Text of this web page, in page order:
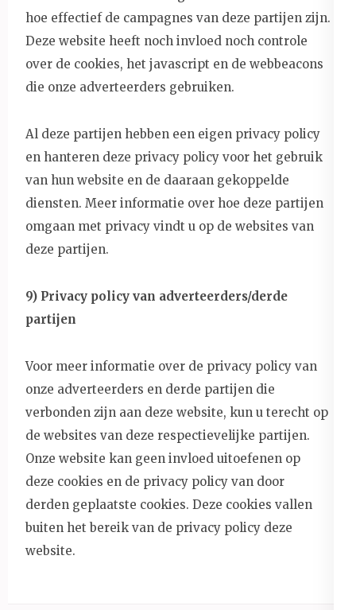
hoe effectief de campagnes van deze partijen zijn.
Deze website heeft noch invloed noch controle
over de cookies, het javascript en de webbeacons
die onze adverteerders gebruiken.
Al deze partijen hebben een eigen privacy policy
en hanteren deze privacy policy voor het gebruik
van hun website en de daaraan gekoppelde
diensten. Meer informatie over hoe deze partijen
omgaan met privacy vindt u op de websites van
deze partijen.
9) Privacy policy van adverteerders/derde
partijen
Voor meer informatie over de privacy policy van
onze adverteerders en derde partijen die
verbonden zijn aan deze website, kun u terecht op
de websites van deze respectievelijke partijen.
Onze website kan geen invloed uitoefenen op
deze cookies en de privacy policy van door
derden geplaatste cookies. Deze cookies vallen
buiten het bereik van de privacy policy deze
website.